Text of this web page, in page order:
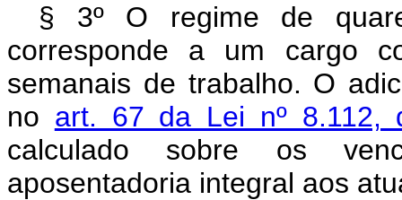
§ 3º O regime de
corresponde a um cargo
semanais de trabalho. O
no art. 67 da Lei nº 8.112,
calculado sobre os
aposentadoria integral aos